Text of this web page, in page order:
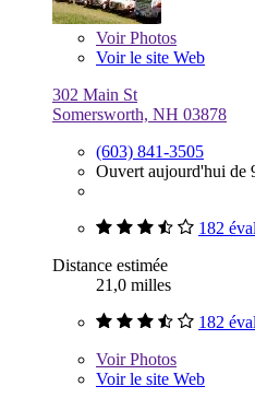
VoirPhotos
Voir le site Web
302 Main St
Somersworth, NH 03878
(603) 841-3505
Ouvert aujourd'hui de
182
Distance estimée
21,0 milles
182
VoirPhotos
Voir le site Web